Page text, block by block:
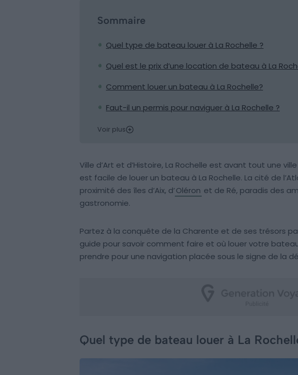
Sommaire
Quel type de bateau louer à La Rochelle ?
Quel est le prix d’une location de bateau à La
Comment louer un bateau à La Rochelle?
Faut-il un permis pour naviguer à La Rochelle ?
Voir plus
Ville d’Art et d’Histoire, La Rochelle est avant tout une
est facile de louer un bateau à La Rochelle. La cité de
proximité des îles d’Aix, d’Oléron et de Ré, paradis des
gastronomie.
Partez à la conquête de la Charente et de ses trésors
guide pour savoir comment faire et où louer votre
prendre pour une navigation placée sous le signe de la
Quel type de bateau louer à La